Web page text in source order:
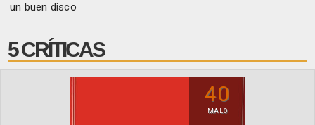
un buen disco
5 CRÍTICAS
40
MALO